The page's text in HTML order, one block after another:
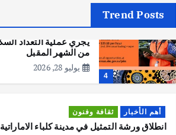
Trend Posts
4
من الشهر المقبل
يوليو 28, 2026
أهم الأخبار ثقافة وفنون
انطلاق ورشة التمثيل في مدينة كلباء الاماراتية